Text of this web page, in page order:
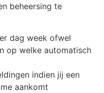
beheersing te
dag week ofwel
op welke automatisch
indien jij een
aankomt